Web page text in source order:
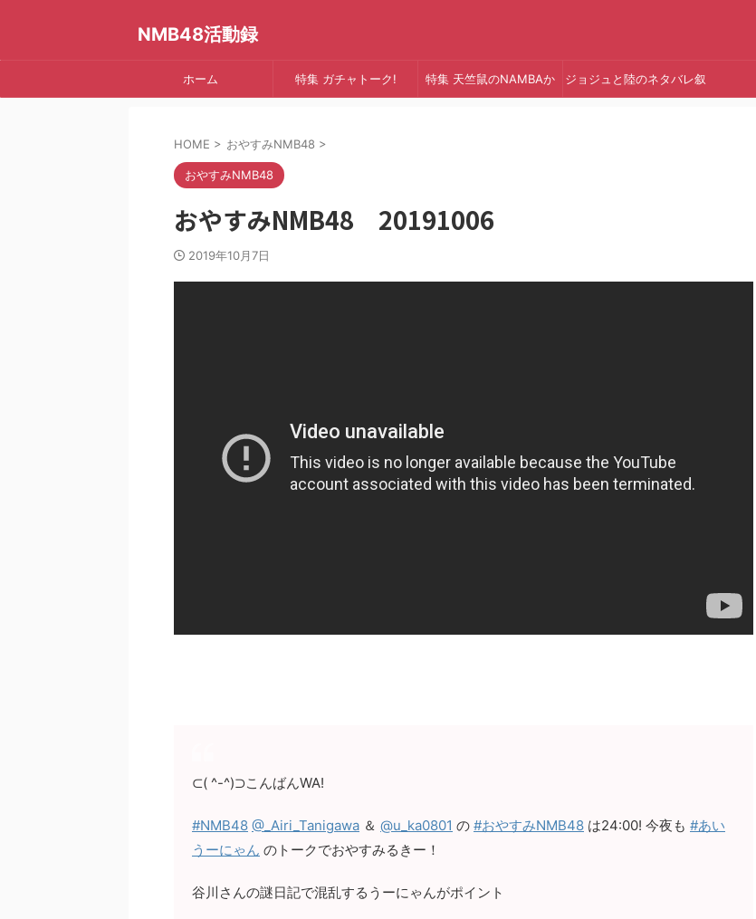
NMB48活動録
ホーム 特集 ガチャトーク! 特集 天竺鼠のNAMBAか ジョジュと陸のネタバレ叙
HOME > おやすみNMB48 >
おやすみNMB48
おやすみNMB48 20191006
2019年10月7日
⊂( ^-^)⊃こんばんWA!
#NMB48 @_Airi_Tanigawa ＆ @u_ka0801 の #おやすみNMB48 は24:00! 今夜も #あい
うーにゃん のトークでおやすみるきー！
谷川さんの謎日記で混乱するうーにゃんがポイント